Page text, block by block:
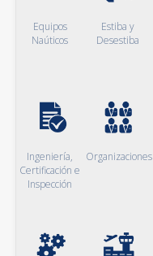
Equipos
Naúticos
Estiba y
Desestiba
Ingeniería,
Certificación e
Inspección
Organizaciones